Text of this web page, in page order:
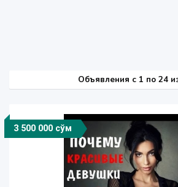
Объявления c 1 по 24
3 500 000 сўм